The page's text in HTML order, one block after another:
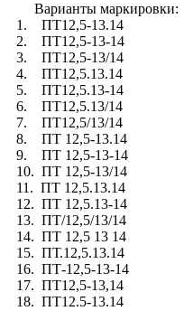
Варианты маркировки:
1. ПТ12,5-13.14
2. ПТ12,5-13-14
3. ПТ12,5-13/14
4. ПТ12,5.13.14
5. ПТ12,5.13-14
6. ПТ12,5.13/14
7. ПТ12,5/13/14
8. ПТ 12,5-13.14
9. ПТ 12,5-13-14
10. ПТ 12,5-13/14
11. ПТ 12,5.13.14
12. ПТ 12,5.13-14
13. ПТ/12,5/13/14
14. ПТ 12,5 13 14
15. ПТ.12,5.13.14
16. ПТ-12,5-13-14
17. ПТ12,5-13,14
18. ПТ12.5-13.14